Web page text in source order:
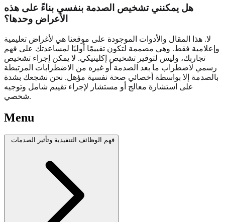
هل يمكنني تشخيص الصدمة بنفسي بناءً على هذه
الأعراض وحدها؟
لا. هذا المقال والأدوات الموجودة على موقعنا هي لأغراض تعليمية
وإعلامية فقط. وهي مصممة لتكون تقييمًا أوليًا لمساعدتك على فهم
تجاربك، وليس لتوفير تشخيص إكلينيكي. لا يمكن إجراء تشخيص
رسمي لاضطراب ما بعد الصدمة أو غيره من الاضطرابات المرتبطة
بالصدمة إلا بواسطة أخصائي صحة نفسية مؤهل. نحن نشجعك بشدة
على استشارة معالج أو مستشار لإجراء تقييم شامل وتوجيه
شخصي.
Menu
فهم الوظائف التنفيذية وتأثير الصدمات